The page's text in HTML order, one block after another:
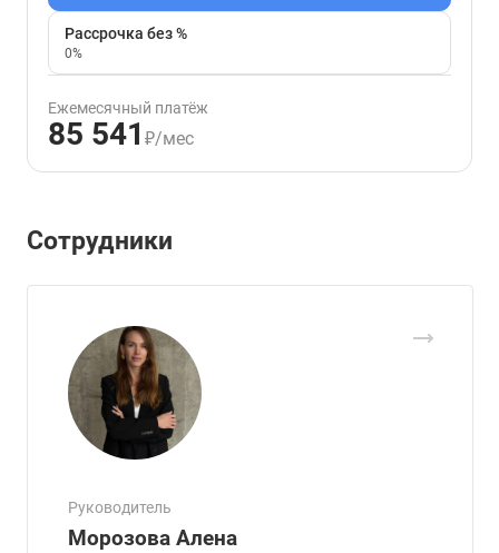
Рассрочка без %
0%
Ежемесячный платёж
85 541 ₽/мес
Сотрудники
Руководитель
Морозова Алена